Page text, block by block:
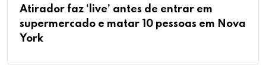
Atirador faz ‘live’ antes de entrar em
supermercado e matar 10 pessoas em Nova
York